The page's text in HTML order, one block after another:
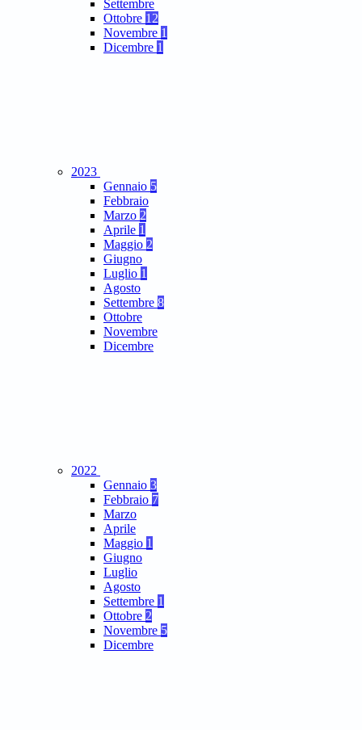
Settembre
Ottobre 12
Novembre 1
Dicembre 1
2023
Gennaio 5
Febbraio
Marzo 2
Aprile 1
Maggio 2
Giugno
Luglio 1
Agosto
Settembre 8
Ottobre
Novembre
Dicembre
2022
Gennaio 3
Febbraio 7
Marzo
Aprile
Maggio 1
Giugno
Luglio
Agosto
Settembre 1
Ottobre 2
Novembre 5
Dicembre